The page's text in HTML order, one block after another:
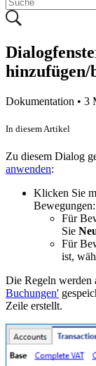
hinzufügen/
Dokumentation • 3
In diesem Artikel
Zu diesem Dialog
anwenden:
Klicken Sie
Bewegungen:
Für
Sie
Für
ist,
Die Regeln werden
Buchungen'
Zeile erstellt.